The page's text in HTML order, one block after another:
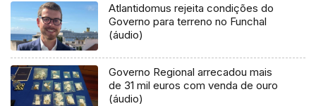
Atlantidomus rejeita condições do
Governo para terreno no Funchal
(áudio)
Governo Regional arrecadou mais
de 31 mil euros com venda de ouro
(áudio)